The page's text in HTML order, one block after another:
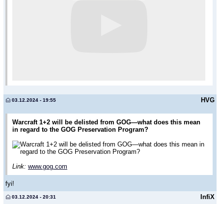
HVG
03.12.2024 - 19:55
Warcraft 1+2 will be delisted from GOG—what does this mean
in regard to the GOG Preservation Program?
Warcraft 1+2 will be delisted from GOG—what does this mean in
regard to the GOG Preservation Program?
Link: www.gog.com
fyi!
InfiX
03.12.2024 - 20:31